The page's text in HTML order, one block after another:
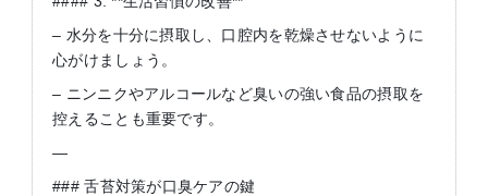
– 水分を十分に摂取し、口腔内を乾燥させないように
心がけましょう。
– ニンニクやアルコールなど臭いの強い食品の摂取を
控えることも重要です。
—
### 舌苔対策が口臭ケアの鍵